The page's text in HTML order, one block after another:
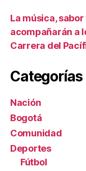
La música,
acompañarán a
Carrera del
Categorías
Nación
Bogotá
Comunidad
Deportes
Fútbol